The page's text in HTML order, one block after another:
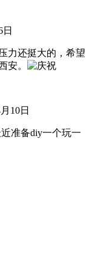
力还挺大的，希望
安。
10日
准备diy一个玩一